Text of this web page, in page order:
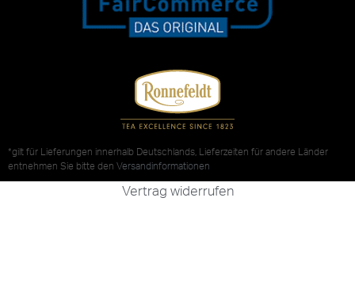
*gilt für Lieferungen innerhalb Deutschlands, Lieferzeiten für andere Länder
entnehmen Sie bitte den Versandinformationen
Vertrag widerrufen